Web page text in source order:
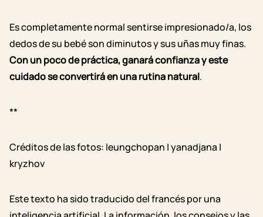
Es completamente normal sentirse impresionado/a, los
dedos de su bebé son diminutos y sus uñas muy finas.
Con un poco de práctica, ganará confianza y este
cuidado se convertirá en una rutina natural.
**
Créditos de las fotos: leungchopan | yanadjana |
kryzhov
Este texto ha sido traducido del francés por una